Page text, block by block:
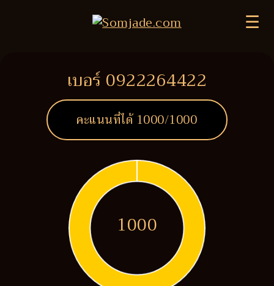
☰
เบอร์ 0922264422
คะแนนที่ได้ 1000/1000
1000